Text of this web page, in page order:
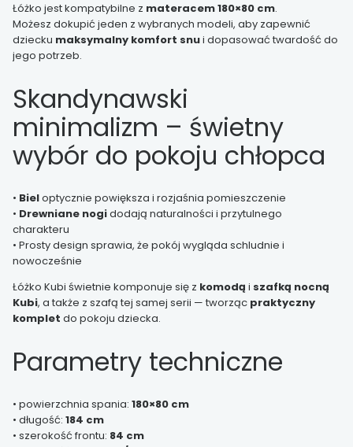
Łóżko jest kompatybilne z materacem 180×80 cm.
Możesz dokupić jeden z wybranych modeli, aby zapewnić
dziecku maksymalny komfort snui dopasować twardość do
jego potrzeb.
Skandynawski
minimalizm – świetny
wybór do pokoju chłopca
• Bieloptycznie powiększa i rozjaśnia pomieszczenie
• Drewniane nogidodają naturalności i przytulnego
charakteru
• Prosty design sprawia, że pokój wygląda schludnie i
nowocześnie
Łóżko Kubi świetnie komponuje się z komodą i szafką nocną
Kubi, a także z szafą tej samej serii — tworząc praktyczny
komplet do pokoju dziecka.
Parametry techniczne
• powierzchnia spania: 180×80 cm
• długość: 184 cm
• szerokość frontu: 84 cm